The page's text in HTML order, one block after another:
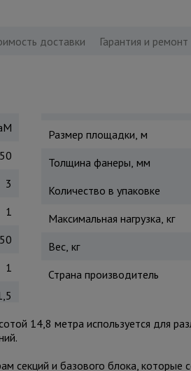
доставки Гарантия и ремонт
3
1
1
Размер площадки, м
Толщина фанеры, мм
Количество в упаковке
Максимальная нагрузка, кг
Вес, кг
Страна производитель
14,8 метра используется для
секций и базового блока,